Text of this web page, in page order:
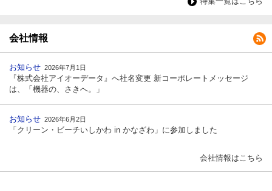
会社情報
お知らせ 2026年7月1日
『株式会社アイオーデータ』へ社名変更 新コーポレートメッセージ
は、「機器の、さきへ。」
お知らせ 2026年6月2日
「クリーン・ビーチいしかわ in かなざわ」に参加しました
会社情報はこちら